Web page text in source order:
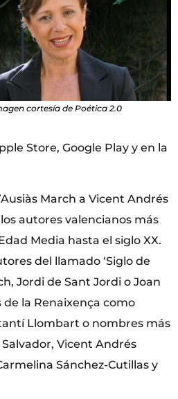
cortesía de Poética 2.0
Store, Google Play y en la
March a Vicent Andrés
autores valencianos más
Media hasta el siglo XX.
del llamado ‘Siglo de
Jordi de Sant Jordi o Joan
de la Renaixença como
Llombart o nombres más
Vicent Andrés
Sánchez-Cutillas y